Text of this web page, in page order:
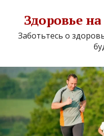
Здоровье
Заботьтесь о